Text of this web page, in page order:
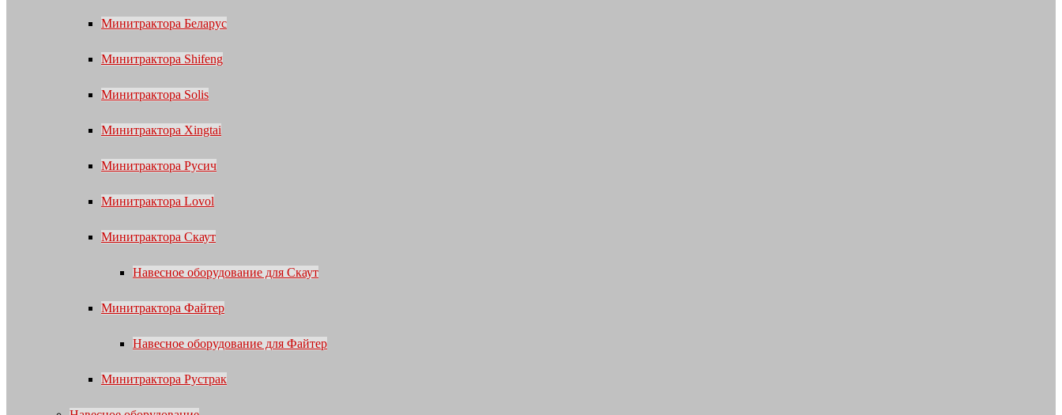
Минитрактора Беларус
Минитрактора Shifeng
Минитрактора Solis
Минитрактора Xingtai
Минитрактора Русич
Минитрактора Lovol
Минитрактора Скаут
Навесное оборудование для Скаут
Минитрактора Файтер
Навесное оборудование для Файтер
Минитрактора Рустрак